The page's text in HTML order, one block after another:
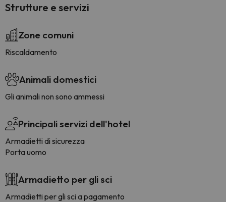
Strutture e servizi
Zone comuni
Riscaldamento
Animali domestici
Gli animali non sono ammessi
Principali servizi dell'hotel
Armadietti di sicurezza
Porta uomo
Armadietto per gli sci
Armadietti per gli sci a pagamento